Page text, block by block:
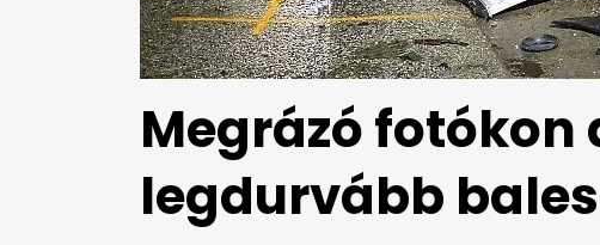
Megrázó fotókon
legdurvább